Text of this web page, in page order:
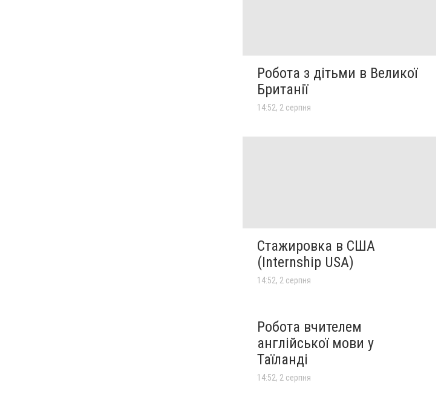
Робота з дітьми в Великої
Британії
14:52, 2 серпня
Стажировка в США
(Internship USA)
14:52, 2 серпня
Робота вчителем
англійської мови у
Таїланді
14:52, 2 серпня